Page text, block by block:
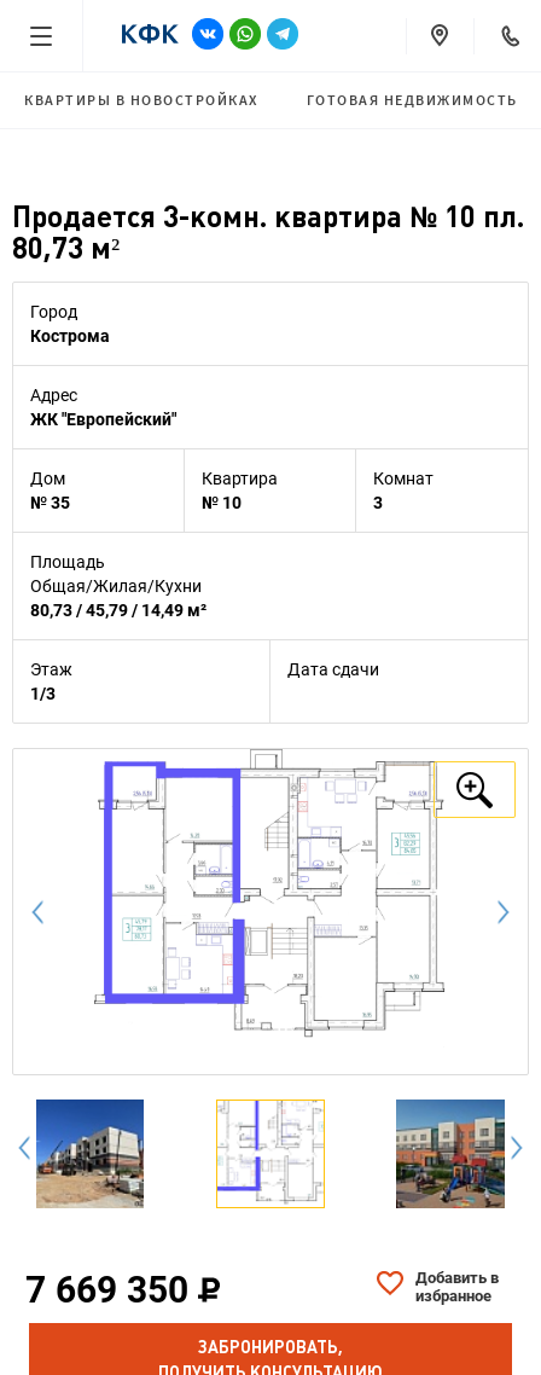
КВАРТИРЫ В НОВОСТРОЙКАХ ГОТОВАЯ НЕДВИЖИМОСТЬ
Продается 3-комн. квартира № 10 пл.
80,73 м²
Город
Кострома
Адрес
ЖК "Европейский"
Дом
№ 35
Квартира
№ 10
Комнат
3
Площадь
Общая/Жилая/Кухни
80,73 / 45,79 / 14,49 м²
Этаж
1/3
Дата сдачи
7 669 350
Добавить в
избранное
ЗАБРОНИРОВАТЬ,